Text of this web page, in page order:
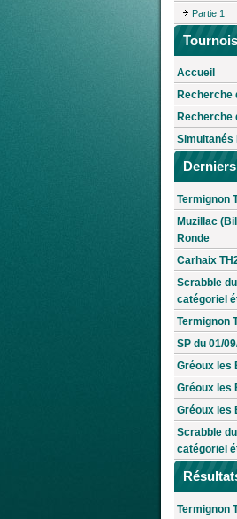
Partie 1
Accueil
Recherche
Recherche
Simultanés
Termignon
Muzillac
Ronde
Carhaix
Scrabble
catégoriel
Termignon
SP du 01/
Gréoux les
Gréoux les
Gréoux les
Scrabble
catégoriel
Termignon